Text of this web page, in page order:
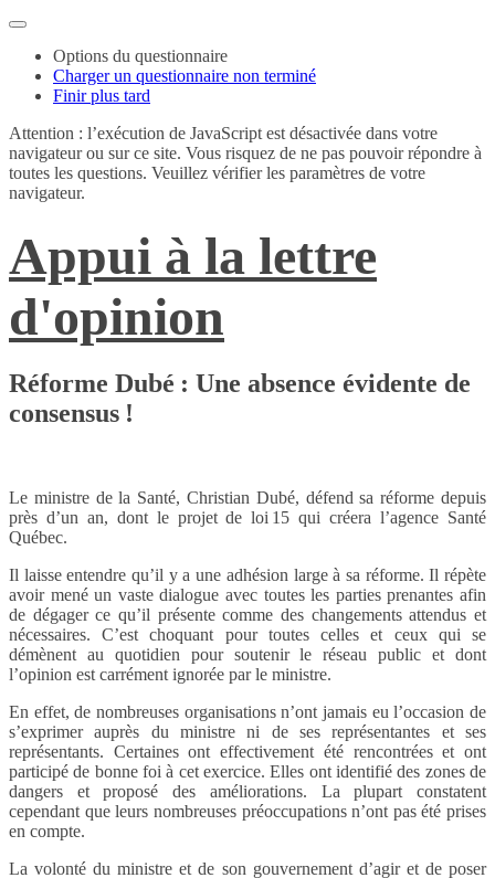
Options du questionnaire
Charger un questionnaire non terminé
Finir plus tard
Attention : l’exécution de JavaScript est désactivée dans votre
navigateur ou sur ce site. Vous risquez de ne pas pouvoir répondre à
toutes les questions. Veuillez vérifier les paramètres de votre
navigateur.
Appui à la lettre
d'opinion
Réforme Dubé : Une absence évidente de
consensus !
Le ministre de la Santé, Christian Dubé, défend sa réforme depuis
près d’un an, dont le projet de loi 15 qui créera l’agence Santé
Québec.
Il laisse entendre qu’il y a une adhésion large à sa réforme. Il répète
avoir mené un vaste dialogue avec toutes les parties prenantes afin
de dégager ce qu’il présente comme des changements attendus et
nécessaires. C’est choquant pour toutes celles et ceux qui se
démènent au quotidien pour soutenir le réseau public et dont
l’opinion est carrément ignorée par le ministre.
En effet, de nombreuses organisations n’ont jamais eu l’occasion de
s’exprimer auprès du ministre ni de ses représentantes et ses
représentants. Certaines ont effectivement été rencontrées et ont
participé de bonne foi à cet exercice. Elles ont identifié des zones de
dangers et proposé des améliorations. La plupart constatent
cependant que leurs nombreuses préoccupations n’ont pas été prises
en compte.
La volonté du ministre et de son gouvernement d’agir et de poser